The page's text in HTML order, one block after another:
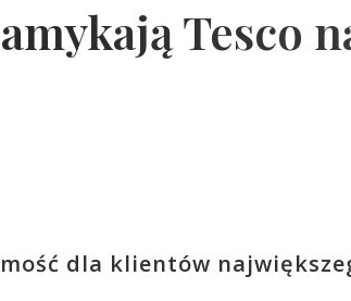
Tesco
dla klientów